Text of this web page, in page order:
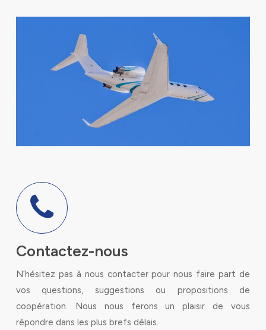
Contactez-nous
N’hésitez pas à nous contacter pour nous faire part de
vos questions, suggestions ou propositions de
coopération. Nous nous ferons un plaisir de vous
répondre dans les plus brefs délais.